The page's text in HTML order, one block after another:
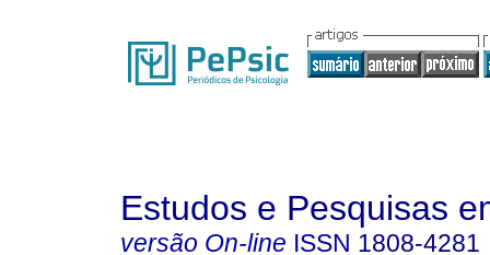
Estudos e Pesquisas
versão On-line ISSN 1808-4281